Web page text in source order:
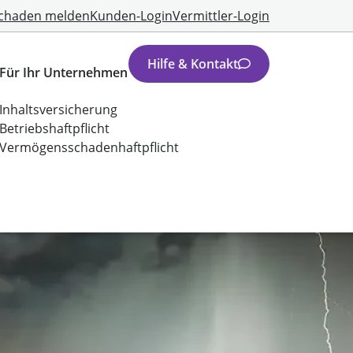
meldenKunden-LoginVermittler-Login
Hilfe & Kontakt
Ihr Unternehmen